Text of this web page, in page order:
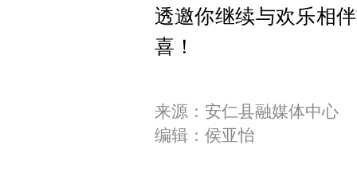
透邀你继续与欢乐相
喜！
来源：安仁县融媒体中心
编辑：侯亚怡